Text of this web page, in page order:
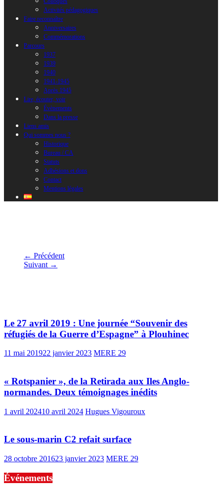
Activités pédagogiques
Faire reconnaître
Anniversaires
Commémorations
Parcours
1937
1939
1940
1941-1945
Après 1945
Lire, écouter, voir
Évènements
Dans la presse
Liens amis
Qui sommes nous ?
Historique
Bureau / CA
Statuts
Adhésions et dons
Contact
Mentions légales
← Précédent
Suivant →
Le 27 avril 2019 : Une journée “Souvenir des
réfugiés de la Guerre d’Espagne” à Plouhinec
11 mai 201922 janvier 2023 MERE 29
« Rotspanier », de la Retirada aux Iles Anglo-
normandes. Deux témoignages inédits
1 avril 202410 avril 2024 Hugues Vigouroux
Le sous-marin C2 refait surface
28 octobre 201623 janvier 2023 MERE 29
Événements